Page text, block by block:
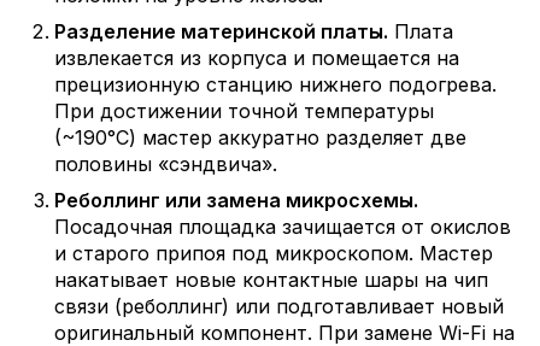
Разделение материнской платы. Плата
извлекается из корпуса и помещается на
прецизионную станцию нижнего подогрева.
При достижении точной температуры
(~190°C) мастер аккуратно разделяет две
половины «сэндвича».
Реболлинг или замена микросхемы.
Посадочная площадка зачищается от окислов
и старого припоя под микроскопом. Мастер
накатывает новые контактные шары на чип
связи (реболлинг) или подготавливает новый
оригинальный компонент. При замене Wi-Fi на